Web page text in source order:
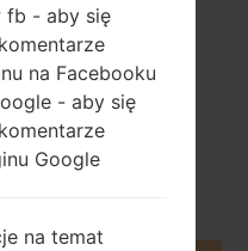
2008
fb - aby się
na Facebooku
- aby się
Google
na temat